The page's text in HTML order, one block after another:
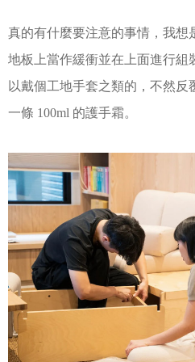
真的有什麼要注意的事情，我想
地板上當作緩衝並在上面進行組
以戴個工地手套之類的，不然
一條 100ml 的護手霜。